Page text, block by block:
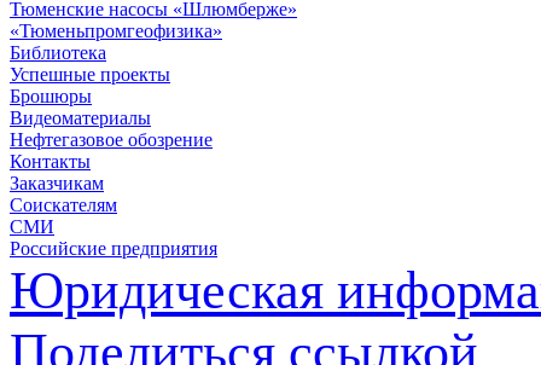
Тюменские насосы «Шлюмберже»
«Тюменьпромгеофизика»
Библиотека
Успешные проекты
Брошюры
Видеоматериалы
Нефтегазовое обозрение
Контакты
Заказчикам
Соискателям
СМИ
Российские предприятия
Юридическая
Поделиться ссылкой